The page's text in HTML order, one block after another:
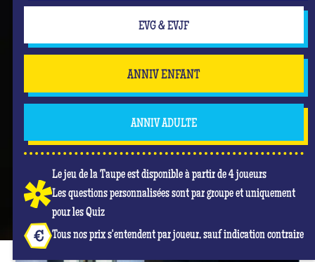
EVG & EVJF
ANNIV ENFANT
ANNIV ADULTE
Le jeu de la Taupe est disponible à partir de 4 joueurs
Les questions personnalisées sont par groupe et uniquement
pour les Quiz
Tous nos prix s'entendent par joueur, sauf indication contraire